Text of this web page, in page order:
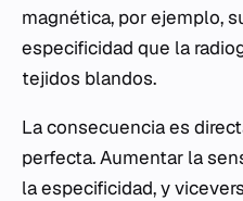
magnética, por ejemplo,
especificidad que la
tejidos blandos.
La consecuencia es
perfecta. Aumentar la
la especificidad, y